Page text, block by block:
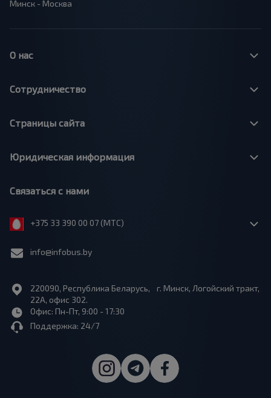
Минск - Москва
О нас
Сотрудничество
Страницы сайта
Юридическая информация
Связаться с нами
+375 33 390 00 07 (МТС)
info@infobus.by
220090, Республика Беларусь, г. Минск, Логойский тракт,
22А, офис 302.
Офис: Пн-Пт, 9:00 - 17:30
Поддержка: 24/7